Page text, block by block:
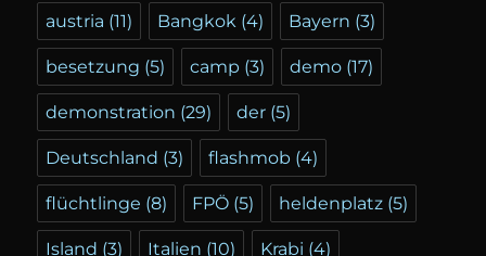
austria (11) Bangkok (4) Bayern (3)
besetzung (5) camp (3) demo (17)
demonstration (29) der (5)
Deutschland (3) flashmob (4)
flüchtlinge (8) FPÖ (5) heldenplatz (5)
Island (3) Italien (10) Krabi (4)